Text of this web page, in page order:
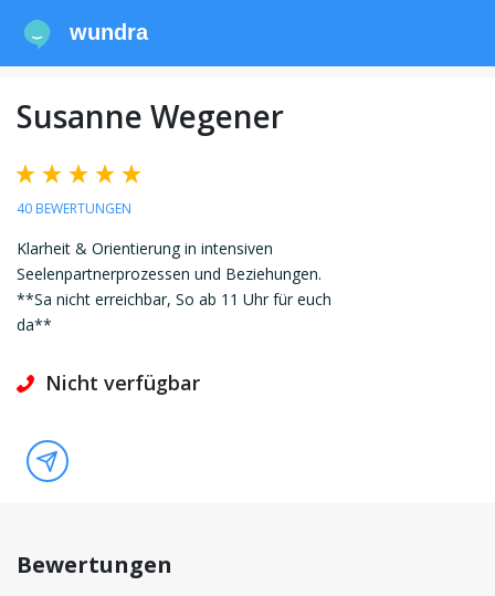
wundra
Susanne Wegener
40 BEWERTUNGEN
Klarheit & Orientierung in intensiven
Seelenpartnerprozessen und Beziehungen.
**Sa nicht erreichbar, So ab 11 Uhr für euch
da**
Nicht verfügbar
Bewertungen